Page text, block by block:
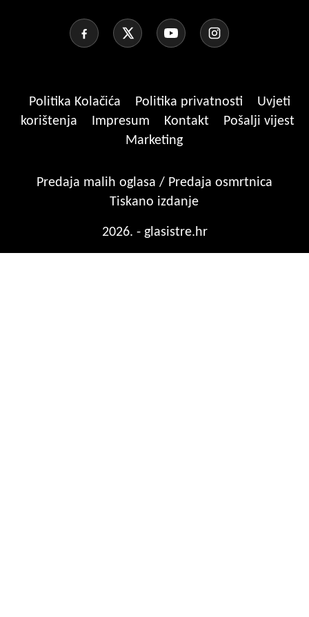
Politika Kolačića Politika privatnosti
Uvjeti
korištenja
Impresum Kontakt
Pošalji vijest
Marketing
Predaja malih oglasa / Predaja osmrtnica
Tiskano izdanje
2026. - glasistre.hr